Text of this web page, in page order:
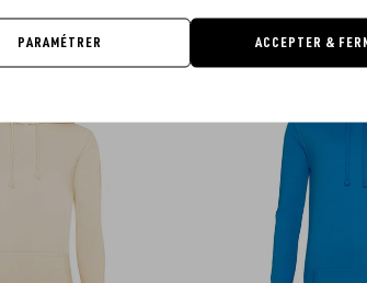
aux
PARAMÉTRER ACCEPTER &